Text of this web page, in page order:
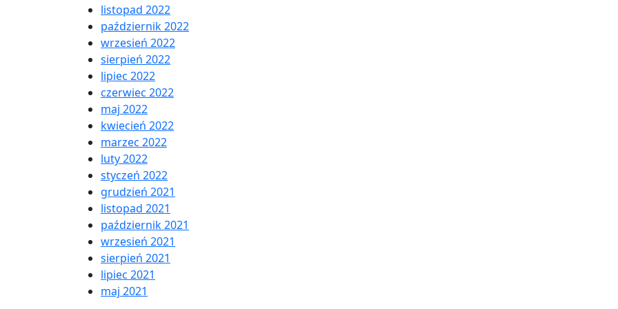
listopad 2022
październik 2022
wrzesień 2022
sierpień 2022
lipiec 2022
czerwiec 2022
maj 2022
kwiecień 2022
marzec 2022
luty 2022
styczeń 2022
grudzień 2021
listopad 2021
październik 2021
wrzesień 2021
sierpień 2021
lipiec 2021
maj 2021